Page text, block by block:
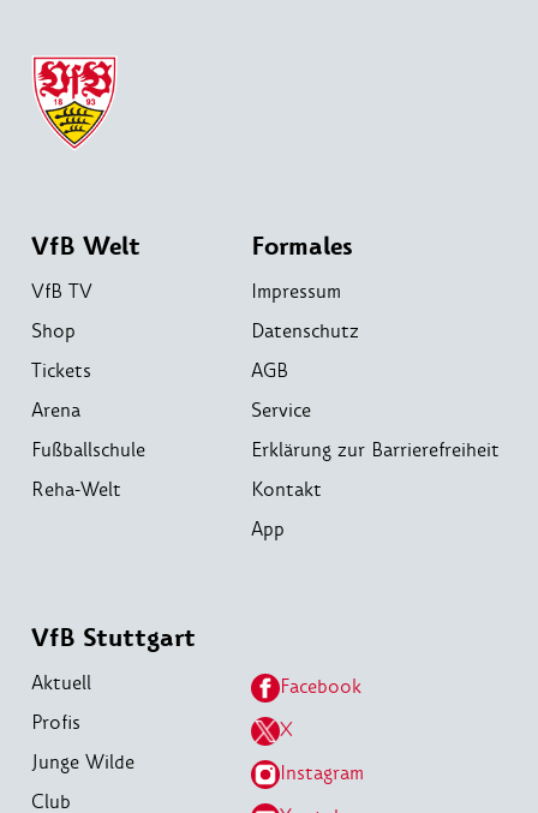
VfB Welt
VfB TV
Shop
Tickets
Arena
Fußballschule
Reha-Welt
Formales
Impressum
Datenschutz
AGB
Service
Erklärung zur Barrierefreiheit
Kontakt
App
VfB Stuttgart
Aktuell
Profis
Junge Wilde
Club
Facebook
X
Instagram